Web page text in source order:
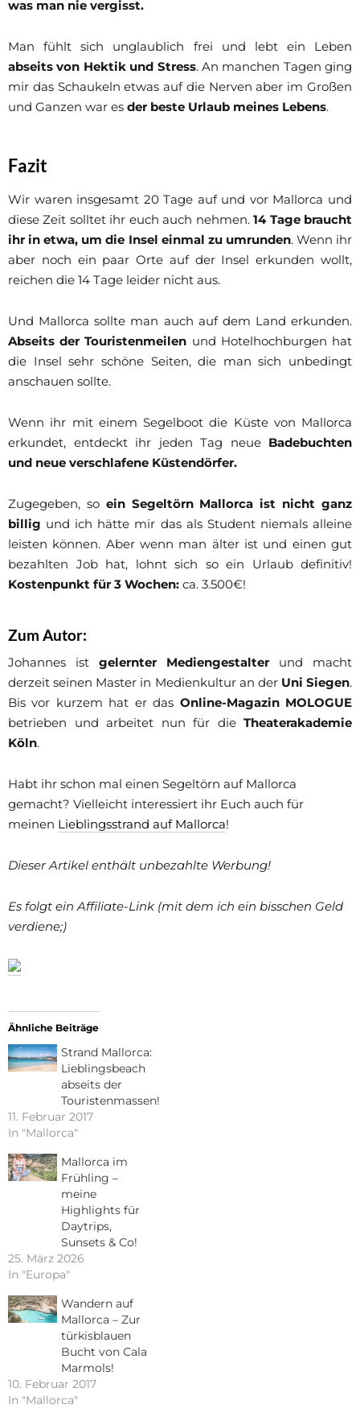
was man nie vergisst.
Man fühlt sich unglaublich frei und lebt ein Leben
abseits von Hektik und Stress. An manchen Tagen ging
mir das Schaukeln etwas auf die Nerven aber im Großen
und Ganzen war es der beste Urlaub meines Lebens.
Fazit
Wir waren insgesamt 20 Tage auf und vor Mallorca und
diese Zeit solltet ihr euch auch nehmen. 14 Tage braucht
ihr in etwa, um die Insel einmal zu umrunden. Wenn ihr
aber noch ein paar Orte auf der Insel erkunden wollt,
reichen die 14 Tage leider nicht aus.
Und Mallorca sollte man auch auf dem Land erkunden.
Abseits der Touristenmeilen und Hotelhochburgen hat
die Insel sehr schöne Seiten, die man sich unbedingt
anschauen sollte.
Wenn ihr mit einem Segelboot die Küste von Mallorca
erkundet, entdeckt ihr jeden Tag neue Badebuchten
und neue verschlafene Küstendörfer.
Zugegeben, soein Segeltörn Mallorca ist nicht ganz
billig und ich hätte mir das als Student niemals alleine
leisten können. Aber wenn man älter ist und einen gut
bezahlten Job hat, lohnt sich so ein Urlaub definitiv!
Kostenpunkt für 3 Wochen: ca. 3.500€!
Zum Autor:
Johannes ist gelernter Mediengestalter und macht
derzeit seinen Master in Medienkultur an der Uni Siegen.
Bis vor kurzem hat er das Online-Magazin MOLOGUE
betrieben und arbeitet nun für die Theaterakademie
Köln.
Habt ihr schon mal einen Segeltörn auf Mallorca
gemacht? Vielleicht interessiert ihr Euch auch für
meinen Lieblingsstrand auf Mallorca!
Dieser Artikel enthält unbezahlte Werbung!
Es folgt ein Affiliate-Link (mit dem ich ein bisschen Geld
verdiene;)
Ähnliche Beiträge
Strand Mallorca:
Lieblingsbeach
abseits der
Touristenmassen!
11. Februar 2017
In "Mallorca"
Mallorca im
Frühling –
meine
Highlights für
Daytrips,
Sunsets & Co!
25. März 2026
In "Europa"
Wandern auf
Mallorca – Zur
türkisblauen
Bucht von Cala
Marmols!
10. Februar 2017
In "Mallorca"